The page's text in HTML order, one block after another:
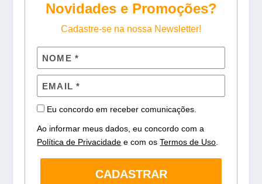
Novidades e Promoções?
Cadastre-se na nossa Newsletter!
Eu concordo em receber comunicações.
Ao informar meus dados, eu concordo com a
Política de Privacidade e com osTermos de Uso.
CADASTRAR